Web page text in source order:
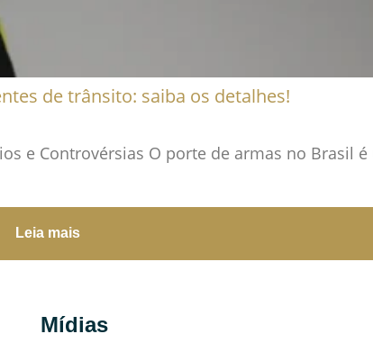
de trânsito: saiba os detalhes!
e Controvérsias O porte de armas no Brasil
Leia mais
Mídias